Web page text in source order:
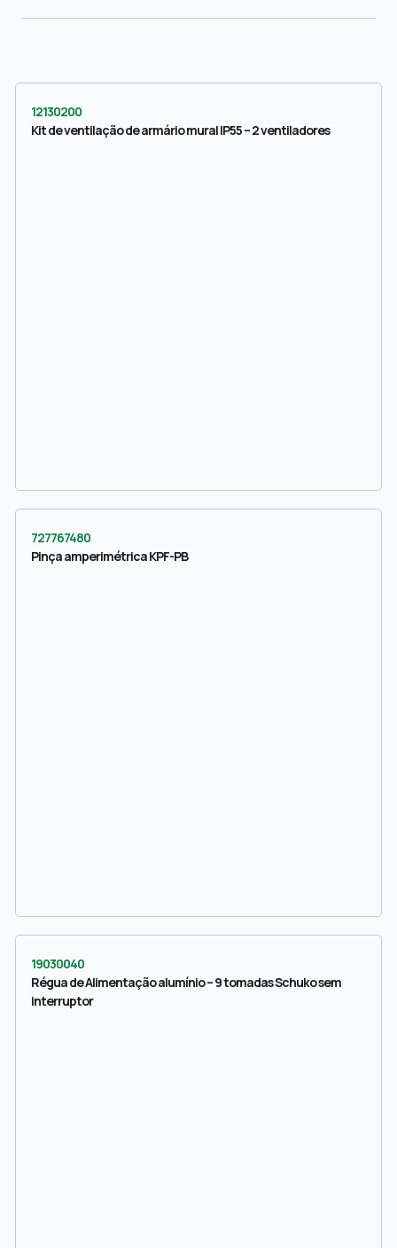
12130200
Kit de ventilação de armário mural IP55 – 2 ventiladores
727767480
Pinça amperimétrica KPF-PB
19030040
Régua de Alimentação alumínio – 9 tomadas Schuko sem
interruptor